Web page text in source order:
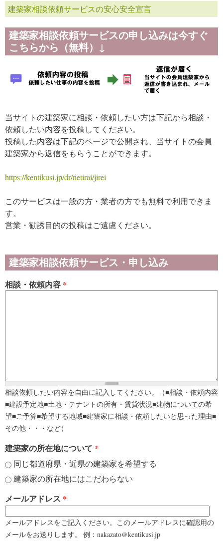
建築家相談依頼サービスの安心安全宣言
建築家相談依頼サービスの申し込みは今すぐ
こちらから（無料）↓
当サイトの建築家に相談・依頼したい方は下記から相談・
依頼したい内容を投稿してください。
投稿した内容は下記のページで公開され、当サイトの会員
建築家から返信をもらうことができます。
https://kentikusi.jp/dr/netirai/jirei
このサービスは一般の方・業者の方でも無料で利用できま
す。
営業・勧誘目的の投稿はご遠慮ください。
建築家相談依頼サービス・申し込み
相談・依頼内容 *
相談依頼したい内容を自由に記入してください。（■相談・依頼内容
■建設予定地■土地・テナントの所有・賃貸状況■建物についての希
望■ご予算■希望する地域■建築家に相談・依頼したいと思った理由■
その他・・・など）
建築家の所在地について *
同じ都道府県・近県の建築家を希望する
建築家の所在地にはこだわらない
メールアドレス *
メールアドレスをご記入ください。このメールアドレスに確認用の
メールをお送りします。 例：nakazato@kentikusi.jp